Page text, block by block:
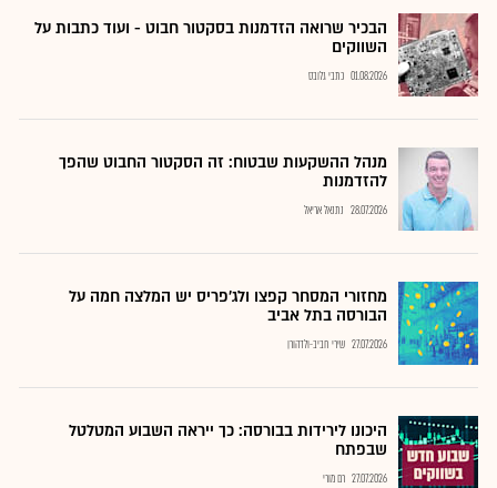
הבכיר שרואה הזדמנות בסקטור חבוט - ועוד כתבות על
השווקים
01.08.2026 כתבי גלובס
מנהל ההשקעות שבטוח: זה הסקטור החבוט שהפך
להזדמנות
28.07.2026 נתנאל אריאל
מחזורי המסחר קפצו ולג'פריס יש המלצה חמה על
הבורסה בתל אביב
27.07.2026 שירי חביב-ולדהורן
היכונו לירידות בבורסה: כך ייראה השבוע המטלטל
שבפתח
27.07.2026 רם מורי